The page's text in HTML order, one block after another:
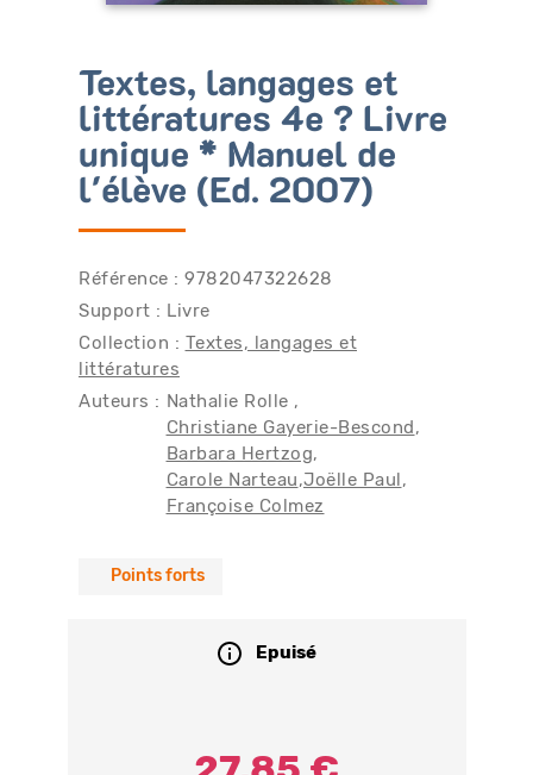
Textes, langages et
littératures 4e ? Livre
unique * Manuel de
l'élève (Ed. 2007)
Référence : 9782047322628
Support : Livre
Collection :
Textes, langages et
littératures
Auteurs : Nathalie Rolle
Christiane Gayerie-Bescond
Barbara Hertzog
Carole Narteau Joëlle Paul
Françoise Colmez
Points forts
Epuisé